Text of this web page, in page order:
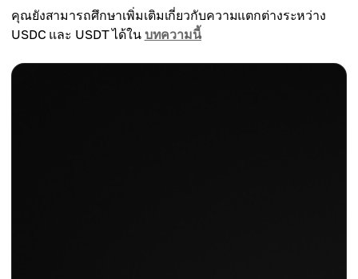
คุณยังสามารถศึกษาเพิ่มเติมเกี่ยวกับความแตกต่างระหว่าง
USDC และ USDT ได้ใน บทความนี้